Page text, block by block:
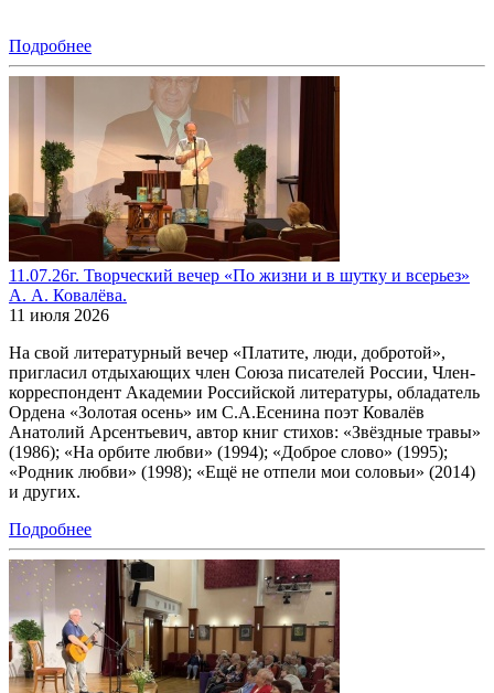
Подробнее
11.07.26г. Творческий вечер «По жизни и в шутку и всерьез»
А. А. Ковалёва.
11 июля 2026
На свой литературный вечер «Платите, люди, добротой»,
пригласил отдыхающих член Союза писателей России, Член-
корреспондент Академии Российской литературы, обладатель
Ордена «Золотая осень» им С.А.Есенина поэт Ковалёв
Анатолий Арсентьевич, автор книг стихов: «Звёздные травы»
(1986); «На орбите любви» (1994); «Доброе слово» (1995);
«Родник любви» (1998); «Ещё не отпели мои соловьи» (2014)
и других.
Подробнее